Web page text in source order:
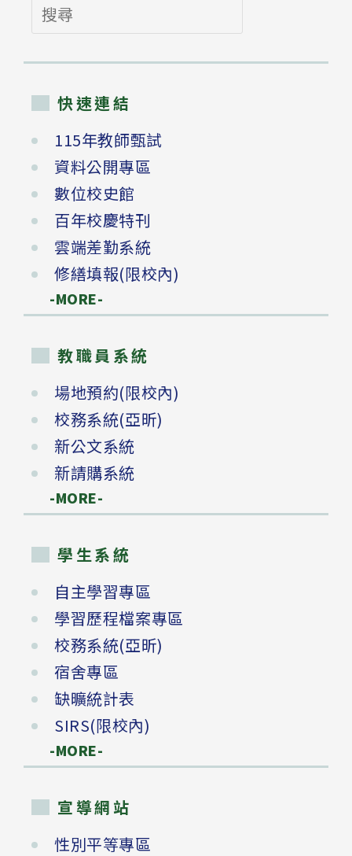
搜
尋
快速連結
115年教師甄試
資料公開專區
數位校史館
百年校慶特刊
雲端差勤系統
修繕填報(限校內)
-MORE-
教職員系統
場地預約(限校內)
校務系統(亞昕)
新公文系統
新請購系統
-MORE-
學生系統
自主學習專區
學習歷程檔案專區
校務系統(亞昕)
宿舍專區
缺曠統計表
SIRS(限校內)
-MORE-
宣導網站
性別平等專區